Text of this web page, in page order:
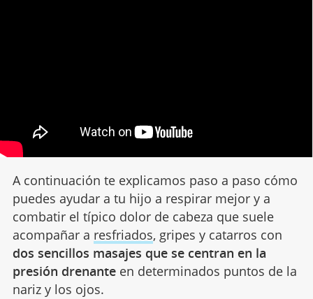
A continuación te explicamos paso a paso cómo
puedes ayudar a tu hijo a respirar mejor y a
combatir el típico dolor de cabeza que suele
acompañar a resfriados, gripes y catarros con
dos sencillos masajes que se centran en la
presión drenanteen determinados puntos de la
nariz y los ojos.